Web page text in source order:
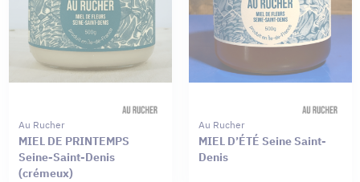
Au Rucher
MIEL DE PRINTEMPS
Seine-Saint-Denis
(crémeux)
Au Rucher
MIEL D’ÉTÉ Seine Saint-
Denis